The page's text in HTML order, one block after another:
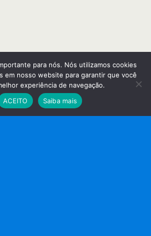
para nós. Nós utilizamos cookies
em nosso website para garantir que você
experiência de navegação.
ACEITO
Saiba mais